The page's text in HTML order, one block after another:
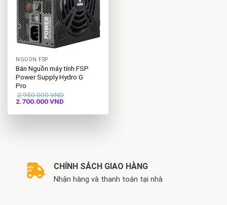
NGUỒN FSP
Bán Nguồn máy tính FSP
Power Supply Hydro G
Pro
2.950.000VND
Giá
là:
2.700.000VND
tại
CHÍNH SÁCH GIAO HÀNG
Nhận hàng và thanh toán tại nhà